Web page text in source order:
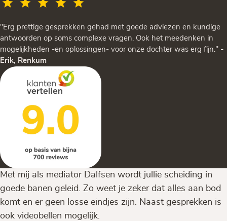
"Erg prettige gesprekken gehad met goede adviezen en kundige
antwoorden op soms complexe vragen. Ook het meedenken in
mogelijkheden -en oplossingen- voor onze dochter was erg fijn." -
Erik, Renkum
Met mij als mediator Dalfsen wordt jullie scheiding in
goede banen geleid. Zo weet je zeker dat alles aan bod
komt en er geen losse eindjes zijn. Naast gesprekken is
ook videobellen mogelijk.